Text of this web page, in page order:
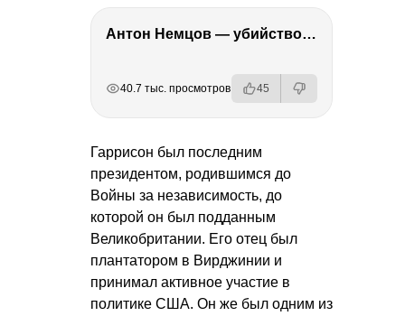
Антон Немцов — убийство Бориса Немцова, переезд в Дубай, семья и политика
40.7 тыс. просмотров 45
Гаррисон был последним
президентом, родившимся до
Войны за независимость, до
которой он был подданным
Великобритании. Его отец был
плантатором в Вирджинии и
принимал активное участие в
политике США. Он же был одним из